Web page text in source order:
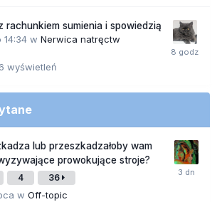
rachunkiem sumienia i spowiedzią
14:34 w Nerwica natręctw
wyświetleń
lub przeszkadzałoby wam
prowokujące stroje?
4 36
w Off-topic